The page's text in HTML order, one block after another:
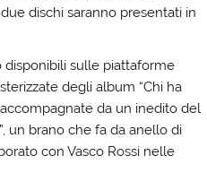
dischi saranno presentati in
disponibili sulle piattaforme
degli album “Chi ha
accompagnate da un inedito del
un brano che fa da anello di
con Vasco Rossi nelle